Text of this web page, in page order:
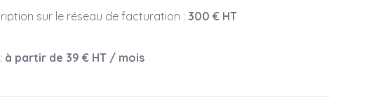
sur le réseau de facturation : 300 € HT
à partir de 39 € HT / mois